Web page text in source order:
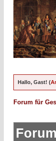
Hallo, Gast! (
Forum für